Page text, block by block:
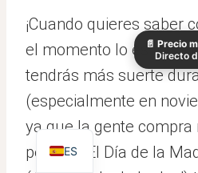
¡Cuando quieres saber
el momento lo es todo!
tendrás más suerte
(especialmente en
ya que la gente compra
período. El Día de la
📄 Precio
Directo
ES
EN
JA
AR
IT
DE